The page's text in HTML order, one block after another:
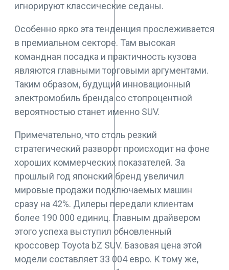
игнорируют классические седаны.
Особенно ярко эта тенденция прослеживается
в премиальном секторе. Там высокая
командная посадка и практичность кузова
являются главными торговыми аргументами.
Таким образом, будущий инновационный
электромобиль бренда со стопроцентной
вероятностью станет именно SUV.
Примечательно, что столь резкий
стратегический разворот происходит на фоне
хороших коммерческих показателей. За
прошлый год японский бренд увеличил
мировые продажи подключаемых машин
сразу на 42%. Дилеры передали клиентам
более 190 000 единиц. Главным драйвером
этого успеха выступил обновленный
кроссовер Toyota bZ SUV. Базовая цена этой
модели составляет 33 004 евро. К тому же,